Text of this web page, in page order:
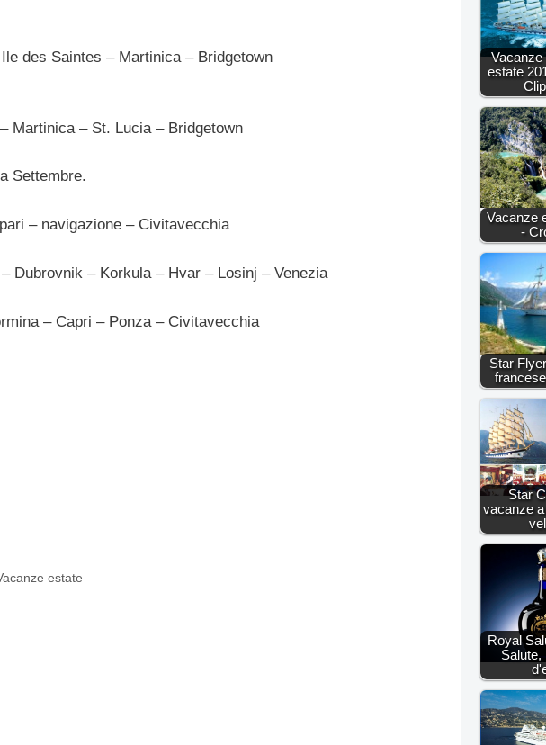
des Saintes – Martinica – Bridgetown
Martinica – St. Lucia – Bridgetown
Settembre.
– navigazione – Civitavecchia
Dubrovnik – Korkula – Hvar – Losinj – Venezia
– Capri – Ponza – Civitavecchia
estate
Vacanze
estate
Vacanze
-
Star
Star
vacanze
Royal
Salute,